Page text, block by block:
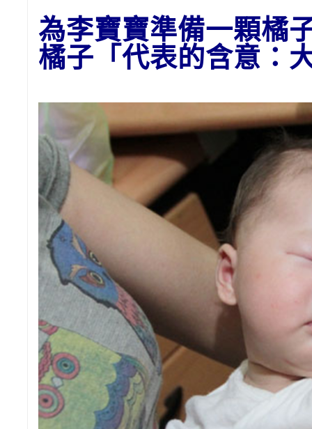
為李寶寶準備一顆橘
橘子 「代表的含意：